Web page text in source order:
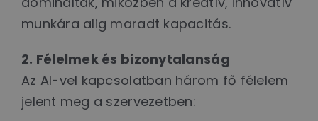
munkára alig maradt kapacitás.
2. Félelmek és bizonytalanság
Az AI-vel kapcsolatban három fő félelem
jelent meg a szervezetben: